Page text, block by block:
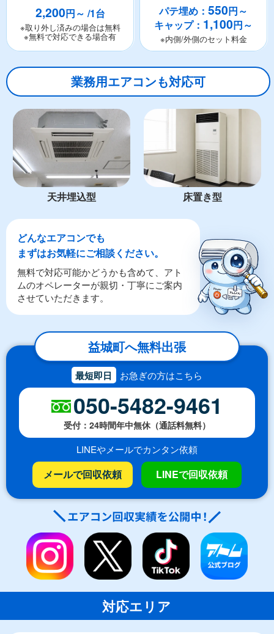
2,200円～ /1台
※取り外し済みの場合は無料
※無料で対応できる場合有
パテ埋め：550円～
キャップ： 1,100円～
※内側/外側のセット料金
業務用エアコンも対応可
天井埋込型 床置き型
どんなエアコンでも
まずはお気軽にご相談ください。
無料で対応可能かどうかも含めて、アト
ムのオペレーターが親切・丁寧にご案内
させていただきます。
益城町へ無料出張
最短即日 お急ぎの方はこちら
050-5482-9461
受付：24時間年中無休（通話料無料）
LINEやメールでカンタン依頼
メールで回収依頼 LINEで回収依頼
対応エリア